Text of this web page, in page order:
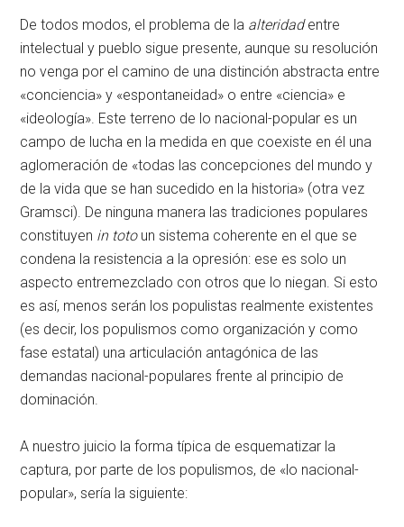
De todos modos, el problema de la alteridadentre
intelectual y pueblo sigue presente, aunque su resolución
no venga por el camino de una distinción abstracta entre
«conciencia» y «espontaneidad» o entre «ciencia» e
«ideología». Este terreno de lo nacional-popular es un
campo de lucha en la medida en que coexiste en él una
aglomeración de «todas las concepciones del mundo y
de la vida que se han sucedido en la historia» (otra vez
Gramsci). De ninguna manera las tradiciones populares
constituyen in totoun sistema coherente en el que se
condena la resistencia a la opresión: ese es solo un
aspecto entremezclado con otros que lo niegan. Si esto
es así, menos serán los populistas realmente existentes
(es decir, los populismos como organización y como
fase estatal) una articulación antagónica de las
demandas nacional-populares frente al principio de
dominación.
A nuestro juicio la forma típica de esquematizar la
captura, por parte de los populismos, de «lo nacional-
popular», sería la siguiente: